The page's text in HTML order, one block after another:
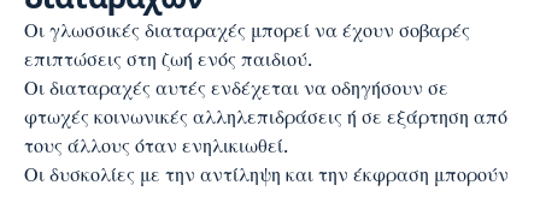
Οι γλωσσικές διαταραχές μπορεί να έχουν σοβαρές
επιπτώσεις στη ζωή ενός παιδιού.
Οι διαταραχές αυτές ενδέχεται να οδηγήσουν σε
φτωχές κοινωνικές αλληλεπιδράσεις ή σε εξάρτηση από
τους άλλους όταν ενηλικιωθεί.
Οι δυσκολίες με την αντίληψη και την έκφραση μπορούν